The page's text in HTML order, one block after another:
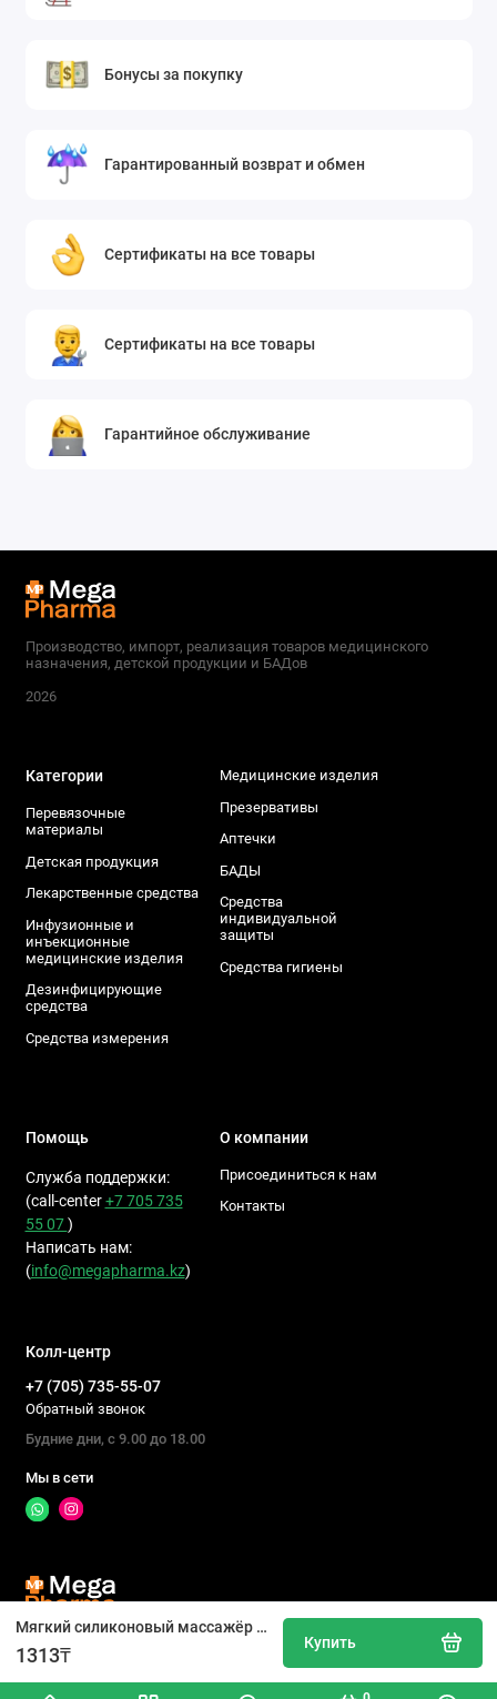
Мягкий силиконовый массажёр для дёсен «Baby Like». Виноград
1313₸
Купить
Бонусы за покупку
Гарантированный возврат и обмен
Сертификаты на все товары
Сертификаты на все товары
Гарантийное обслуживание
Производство, импорт, реализация товаров медицинского
назначения, детской продукции и БАДов
2026
Категории
Перевязочные
материалы
Детская продукция
Лекарственные средства
Инфузионные и
инъекционные
медицинские изделия
Дезинфицирующие
средства
Средства измерения
Медицинские изделия
Презервативы
Аптечки
БАДЫ
Средства
индивидуальной
защиты
Средства гигиены
Помощь
Служба поддержки:
(call-center+7 705 735
55 07)
Написать нам:
(info@megapharma.kz)
О компании
Присоединиться к нам
Контакты
Колл-центр
+7 (705) 735-55-07
Обратный звонок
Будние дни, с 9.00 до 18.00
Мы в сети
Производство, импорт, реализация товаров медицинского
назначения, детской продукции и БАДов, 2026